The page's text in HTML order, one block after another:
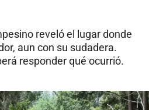
reveló el lugar donde
aun con su sudadera.
responder qué ocurrió.